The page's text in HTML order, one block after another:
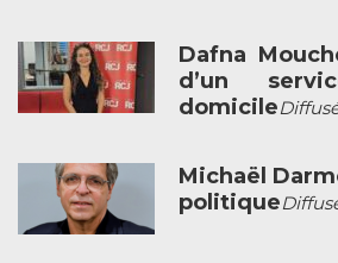
Dafna
d’un
domicile
Michaël
politique